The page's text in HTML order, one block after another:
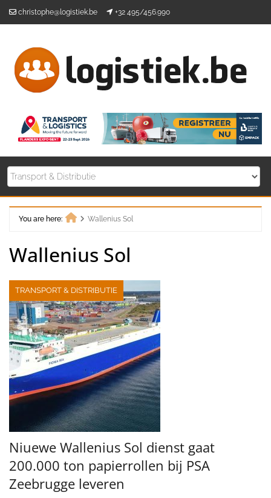
christophe@logistiek.be +32 495/456.990
You are here:
Wallenius Sol
Wallenius Sol
TRANSPORT & DISTRIBUTIE
Niuewe Wallenius Sol dienst gaat
200.000 ton papierrollen bij PSA
Zeebrugge leveren